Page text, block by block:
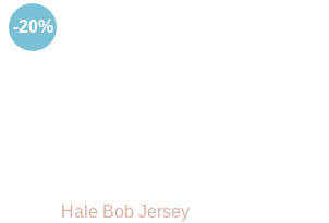
-20%
Hale Bob Jersey